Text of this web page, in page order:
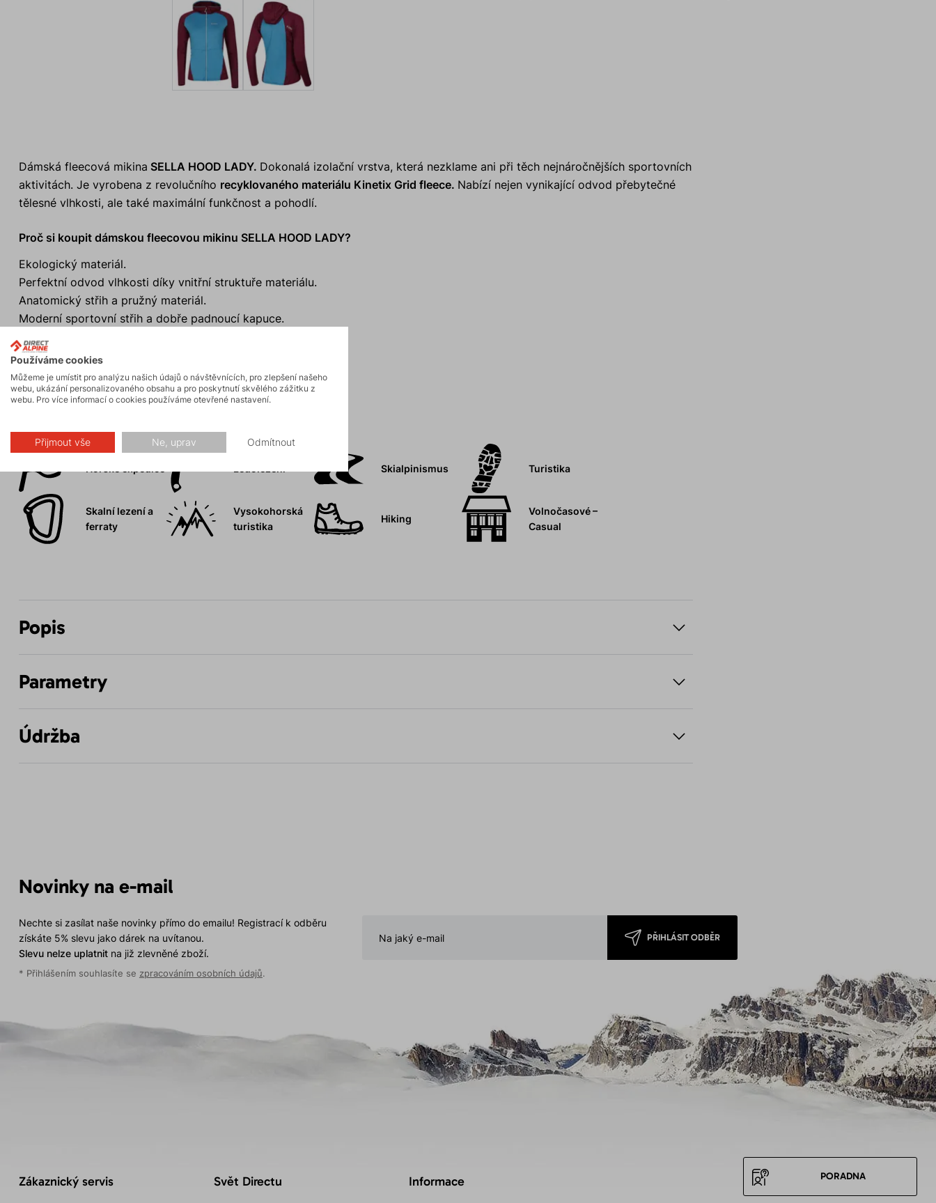
Dámská fleecová mikina SELLA HOOD LADY. Dokonalá izolační vrstva, která nezklame ani při těch nejnáročnějších sportovních
aktivitách. Je vyrobena z revolučního recyklovaného materiálu Kinetix Grid fleece. Nabízí nejen vynikající odvod přebytečné
tělesné vlhkosti, ale také maximální funkčnost a pohodlí.
Proč si koupit dámskou fleecovou mikinu SELLA HOOD LADY?
Ekologický materiál.
Perfektní odvod vlhkosti díky vnitřní struktuře materiálu.
Anatomický střih a pružný materiál.
Moderní sportovní střih a dobře padnoucí kapuce.
Skialpinismus Turistika
Skalní lezení a
ferraty
Vysokohorská
turistika
Hiking
Volnočasové –
Casual
Popis
Parametry
Údržba
Novinky na e-mail
Nechte si zasílat naše novinky přímo do emailu! Registrací k odběru
získáte 5% slevu jako dárek na uvítanou.
Slevu nelze uplatnitna již zlevněné zboží.
* Přihlášením souhlasíte se zpracováním osobních údajů.
PŘIHLÁSIT ODBĚR
Zákaznický servis Svět Directu Informace PORADNA
Používáme cookies
Můžeme je umístit pro analýzu našich údajů o návštěvnících, pro zlepšení našeho
webu, ukázání personalizovaného obsahu a pro poskytnutí skvělého zážitku z
webu. Pro více informací o cookies používáme otevřené nastavení.
Přijmout vše Ne, uprav Odmítnout